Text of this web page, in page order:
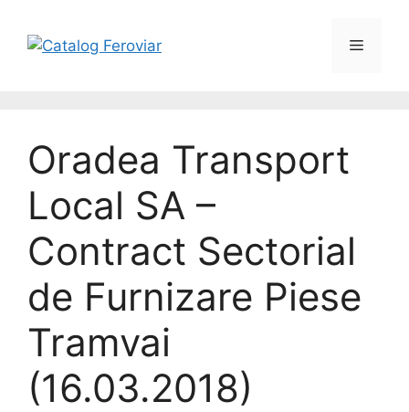
Oradea Transport
Local SA –
Contract Sectorial
de Furnizare Piese
Tramvai
(16.03.2018)